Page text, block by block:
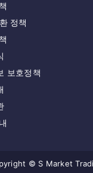
정책
보호정책
© S Market